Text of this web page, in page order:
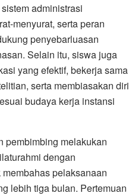
administrasi
menyurat, serta peran
penyebarluasan
Selain itu, siswa juga
yang efektif, bekerja sama
serta membiasakan diri
budaya kerja instansi
pembimbing melakukan
dengan
pelaksanaan
lebih tiga bulan. Pertemuan